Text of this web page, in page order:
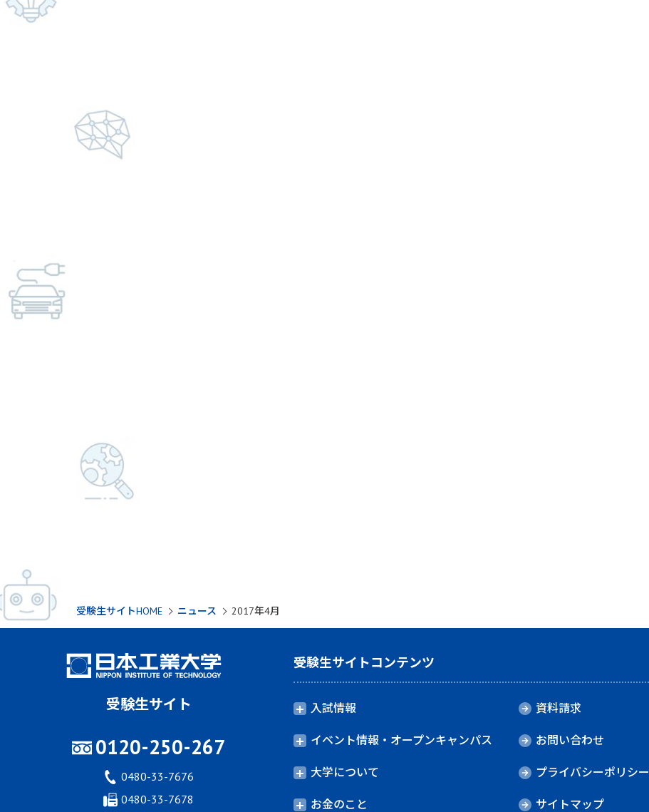
受験生サイトHOME ニュース 2017年4月
受験生サイトコンテンツ
入試情報
イベント情報・オープンキャンパス
大学について
お金のこと
資料請求
お問い合わせ
プライバシーポリシー
サイトマップ
受験生サイト
0120-250-267
0480-33-7676
0480-33-7678